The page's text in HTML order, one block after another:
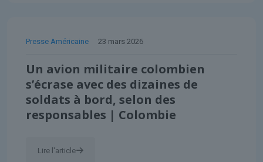
Presse Américaine 23 mars 2026
Un avion militaire colombien
s’écrase avec des dizaines de
soldats à bord, selon des
responsables | Colombie
Lire l'article